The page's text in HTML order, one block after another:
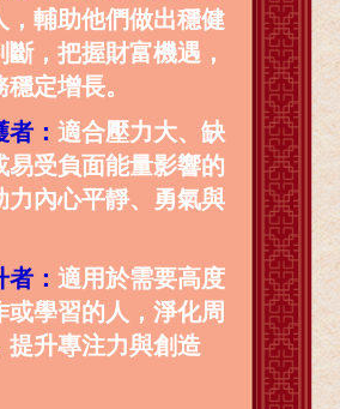
，輔助他們做出穩健
斷，把握財富機遇，
定增長。
者：適合壓力大、缺
易受負面能量影響的
力內心平靜、勇氣與
者：適用於需要高度
或學習的人，淨化周
提升專注力與創造